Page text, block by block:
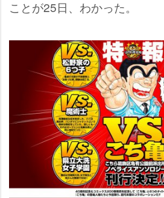
ことが25日、わかった。